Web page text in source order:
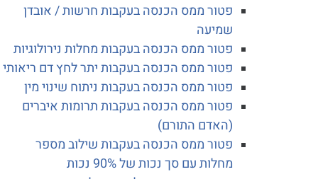
פטור ממס הכנסה בעקבות חרשות / אובדן
פטור ממס הכנסה בעקבות מחלות נירולוגיות
פטור ממס הכנסה בעקבות יתר לחץ דם ריאותי
פטור ממס הכנסה בעקבות ניתוח שינוי מין
פטור ממס הכנסה בעקבות תרומות איברים
(האדם התורם)
פטור ממס הכנסה בעקבות שילוב מספר
מחלות עם סך נכות של 90% נכות